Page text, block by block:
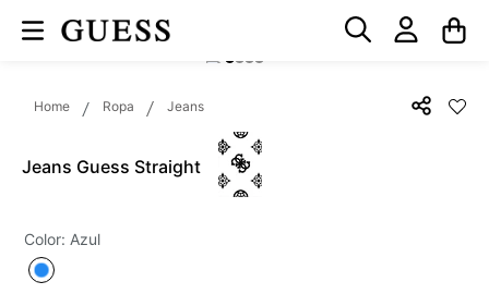
Ropa Jeans
Jeans Guess Straight
Color: Azul